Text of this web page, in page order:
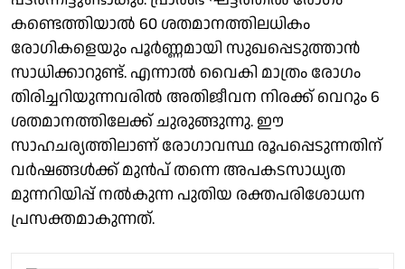
കണ്ടെത്തിയാൽ 60 ശതമാനത്തിലധികം
രോഗികളെയും പൂർണ്ണമായി സുഖപ്പെടുത്താൻ
സാധിക്കാറുണ്ട്. എന്നാൽ വൈകി മാത്രം രോഗം
തിരിച്ചറിയുന്നവരിൽ അതിജീവന നിരക്ക് വെറും 6
ശതമാനത്തിലേക്ക് ചുരുങ്ങുന്നു. ഈ
സാഹചര്യത്തിലാണ് രോഗാവസ്ഥ രൂപപ്പെടുന്നതിന്
വർഷങ്ങൾക്ക് മുൻപ് തന്നെ അപകടസാധ്യത
മുന്നറിയിപ്പ് നൽകുന്ന പുതിയ രക്തപരിശോധന
പ്രസക്തമാകുന്നത്.